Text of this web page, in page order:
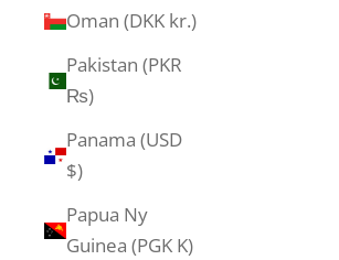
Oman (DKK kr.)
Pakistan (PKR
₨)
Panama (USD
$)
Papua Ny
Guinea (PGK K)